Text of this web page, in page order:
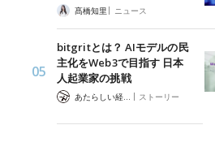
髙橋知里 | ニュース
bitgritとは？ AIモデルの民
主化をWeb3で目指す 日本
人起業家の挑戦
| ストーリー